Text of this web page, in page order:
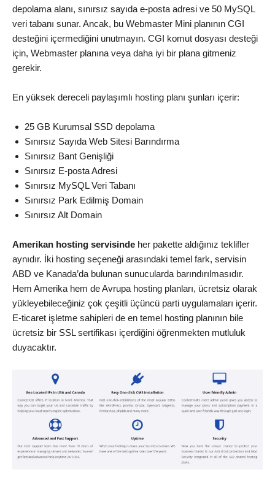
depolama alanı, sınırsız sayıda e-posta adresi ve 50 MySQL
veri tabanı sunar. Ancak, bu Webmaster Mini planının CGI
desteğini içermediğini unutmayın. CGI komut dosyası desteği
için, Webmaster planına veya daha iyi bir plana gitmeniz
gerekir.
En yüksek dereceli paylaşımlı hosting planı şunları içerir:
25 GB Kurumsal SSD depolama
Sınırsız Sayıda Web Sitesi Barındırma
Sınırsız Bant Genişliği
Sınırsız E-posta Adresi
Sınırsız MySQL Veri Tabanı
Sınırsız Park Edilmiş Domain
Sınırsız Alt Domain
Amerikan hosting servisinde her pakette aldığınız teklifler
aynıdır. İki hosting seçeneği arasındaki temel fark, servisin
ABD ve Kanada’da bulunan sunucularda barındırılmasıdır.
Hem Amerika hem de Avrupa hosting planları, ücretsiz olarak
yükleyebileceğiniz çok çeşitli üçüncü parti uygulamaları içerir.
E-ticaret işletme sahipleri de en temel hosting planının bile
ücretsiz bir SSL sertifikası içerdiğini öğrenmekten mutluluk
duyacaktır.